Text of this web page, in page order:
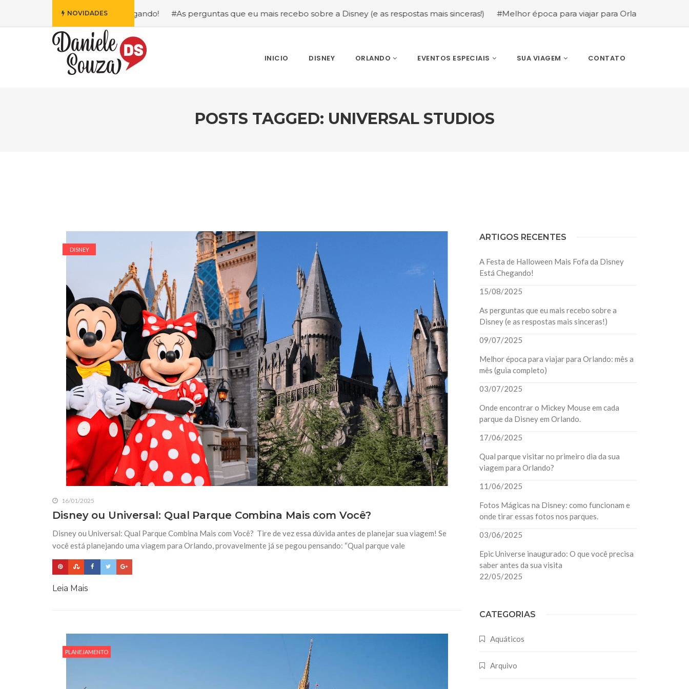
NOVIDADES
Está Chegando! #As perguntas que eu mais recebo sobre a Disney (e as respostas mais sinceras!) #Melhor época para viajar para Orlando: mês a mês (guia
INICIO DISNEY ORLANDO EVENTOS ESPECIAIS SUA VIAGEM CONTATO
POSTS TAGGED: UNIVERSAL STUDIOS
DISNEY
16/01/2025
Disney ou Universal: Qual Parque Combina Mais com Você?
Disney ou Universal: Qual Parque Combina Mais com Você? Tire de vez essa dúvida antes de planejar sua viagem! Se
você está planejando uma viagem para Orlando, provavelmente já se pegou pensando: “Qual parque vale
Leia Mais
PLANEJAMENTO
ARTIGOS RECENTES
A Festa de Halloween Mais Fofa da Disney
Está Chegando!
15/08/2025
As perguntas que eu mais recebo sobre a
Disney (e as respostas mais sinceras!)
09/07/2025
Melhor época para viajar para Orlando: mês a
mês (guia completo)
03/07/2025
Onde encontrar o Mickey Mouse em cada
parque da Disney em Orlando.
17/06/2025
Qual parque visitar no primeiro dia da sua
viagem para Orlando?
11/06/2025
Fotos Mágicas na Disney: como funcionam e
onde tirar essas fotos nos parques.
03/06/2025
Epic Universe inaugurado: O que você precisa
saber antes da sua visita
22/05/2025
CATEGORIAS
Aquáticos
Arquivo